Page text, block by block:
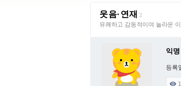
웃음·연재 2
유쾌하고 감동적이며 놀라운
익명
등록
